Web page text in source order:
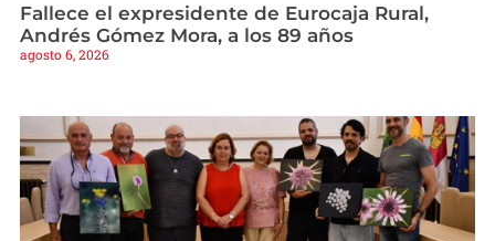
Fallece el expresidente de Eurocaja Rural,
Andrés Gómez Mora, a los 89 años
agosto 6, 2026